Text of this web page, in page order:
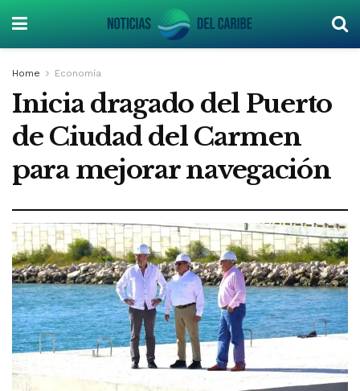
Home Economía
Inicia dragado del Puerto
de Ciudad del Carmen
para mejorar navegación